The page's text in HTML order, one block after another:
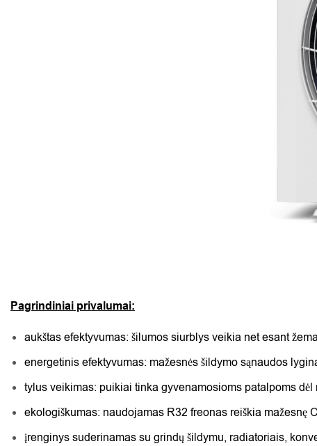
Pagrindiniai privalumai:
aukštas efektyvumas: šilumos siurblys veikia net esant
energetinis efektyvumas: mažesnės šildymo sąnaudos
tylus veikimas: puikiai tinka gyvenamosioms patalpoms dėl
ekologiškumas: naudojamas R32 freonas reiškia mažesnę
įrenginys suderinamas su grindų šildymu, radiatoriais,